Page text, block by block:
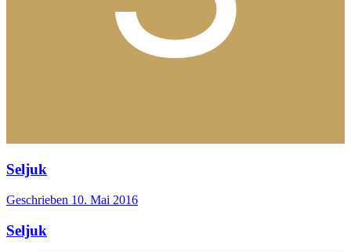
Seljuk
Geschrieben 10. Mai 2016
Seljuk